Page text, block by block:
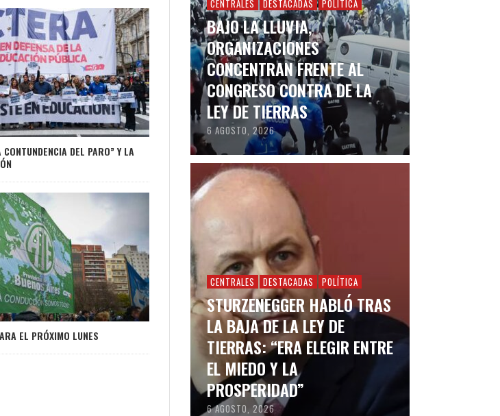
DEL PARO” Y LA
EL PRÓXIMO LUNES
CENTRALES DESTACADAS POLÍTICA
BAJO LA LLUVIA,
ORGANIZACIONES
CONCENTRAN FRENTE AL
CONGRESO CONTRA DE LA
LEY DE TIERRAS
6 AGOSTO, 2026
CENTRALES DESTACADAS POLÍTICA
STURZENEGGER HABLÓ TRAS
LA BAJA DE LA LEY DE
TIERRAS: “ERA ELEGIR ENTRE
EL MIEDO Y LA
PROSPERIDAD”
6 AGOSTO, 2026